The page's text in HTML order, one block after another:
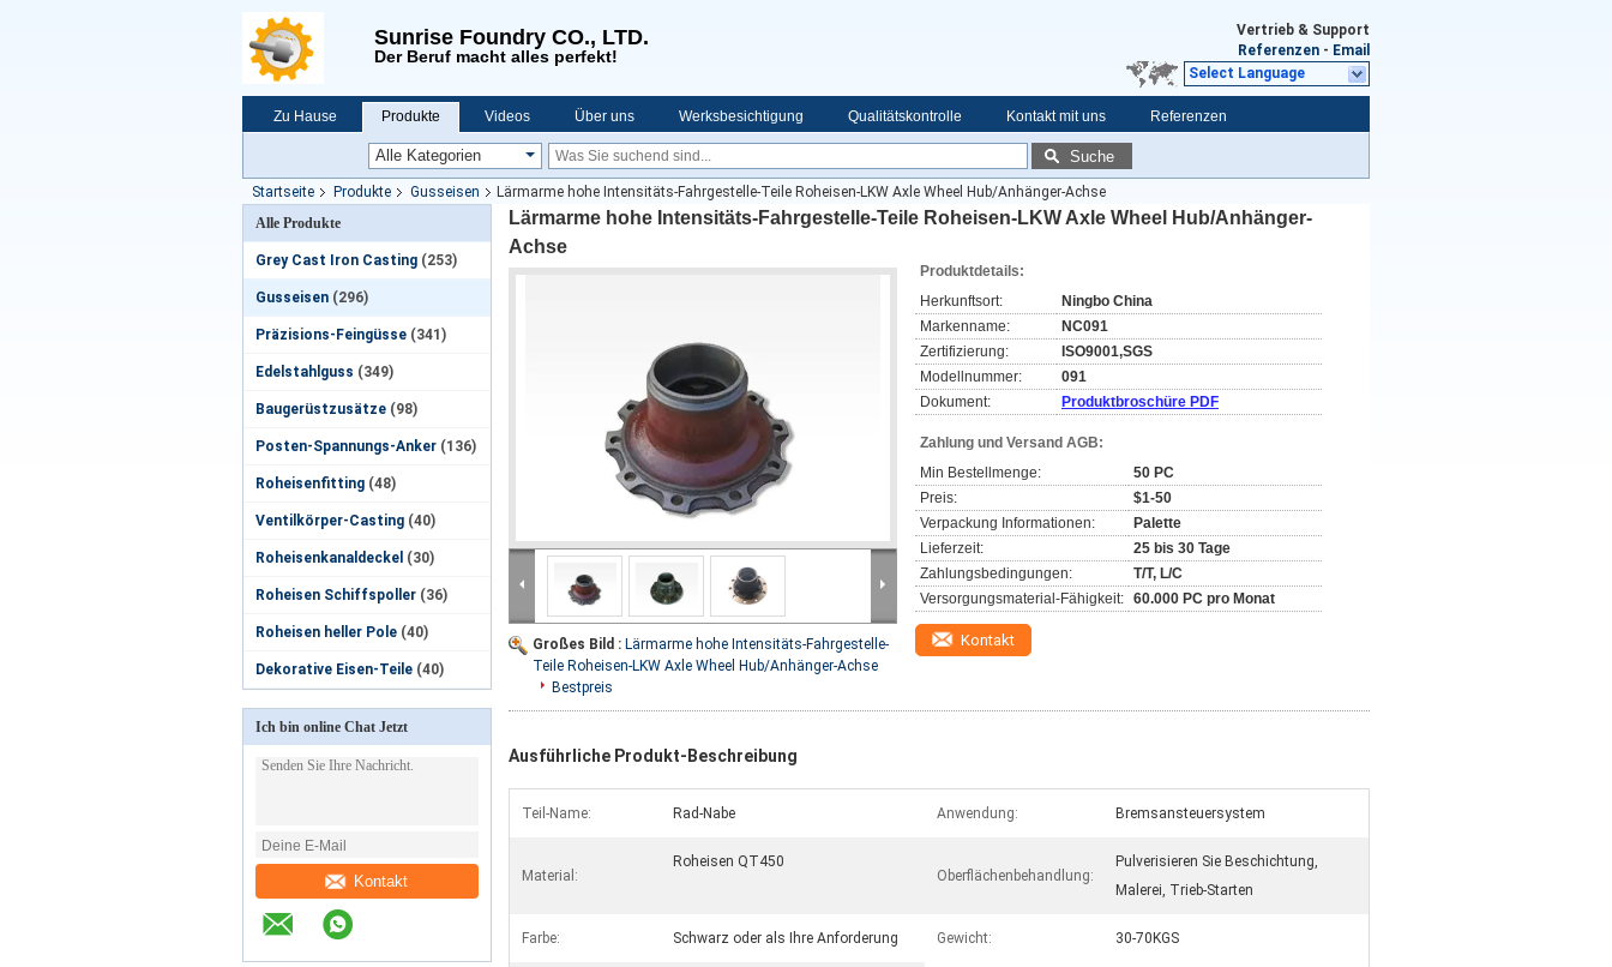
Sunrise Foundry CO., LTD.
Der Beruf macht alles perfekt!
Vertrieb & Support
Referenzen - Email
Select Language
Zu Hause Produkte Videos Über uns Werksbesichtigung Qualitätskontrolle Kontakt mit uns Referenzen
Suche
Startseite Produkte Gusseisen
Lärmarme hohe Intensitäts-Fahrgestelle-Teile Roheisen-LKW Axle Wheel Hub/Anhänger-Achse
Alle Produkte
Grey Cast Iron Casting (253)
Gusseisen (296)
Präzisions-Feingüsse (341)
Edelstahlguss (349)
Baugerüstzusätze (98)
Posten-Spannungs-Anker (136)
Roheisenfitting (48)
Ventilkörper-Casting (40)
Roheisenkanaldeckel (30)
Roheisen Schiffspoller (36)
Roheisen heller Pole (40)
Dekorative Eisen-Teile (40)
Ich bin online Chat Jetzt
Kontakt
Lärmarme hohe Intensitäts-Fahrgestelle-Teile Roheisen-LKW Axle Wheel Hub/Anhänger-
Achse
Großes Bild : Lärmarme hohe Intensitäts-Fahrgestelle-
Teile Roheisen-LKW Axle Wheel Hub/Anhänger-Achse
Bestpreis
Produktdetails:
Herkunftsort:
Ningbo China
Markenname:
NC091
Zertifizierung:
ISO9001,SGS
Modellnummer:
091
Dokument:
Produktbroschüre PDF
Zahlung und Versand AGB:
Min Bestellmenge:
50 PC
Preis:
$1-50
Verpackung Informationen:
Palette
Lieferzeit:
25 bis 30 Tage
Zahlungsbedingungen:
T/T, L/C
Versorgungsmaterial-Fähigkeit: 60.000 PC pro Monat
Kontakt
Ausführliche Produkt-Beschreibung
Teil-Name: Rad-Nabe Anwendung: Bremsansteuersystem
Material:
Roheisen QT450
Oberflächenbehandlung:
Pulverisieren Sie Beschichtung,
Malerei, Trieb-Starten
Farbe: Schwarz oder als Ihre Anforderung Gewicht: 30-70KGS